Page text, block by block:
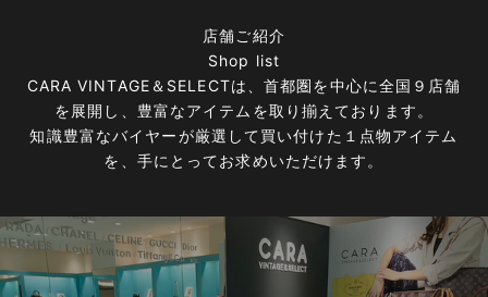
店舗ご紹介
Shop list
CARA VINTAGE＆SELECTは、首都圏を中心に全国９店舗
を展開し、豊富なアイテムを取り揃えております。
知識豊富なバイヤーが厳選して買い付けた１点物アイテム
を、手にとってお求めいただけます。